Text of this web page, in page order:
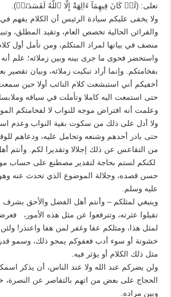
تعلى: (‌لَوۡ ‌كَانَ ‌فِيهِمَآ ءَالِهَةٌ إِلَّا ٱللَّهُ لَفَسَدَتَاۚ).
ولا يخفى عليكم سيادة الرئيس أن الكلام يفهم
والقرائن الحالية تخصص العام، وتقيد المطلق،
منصف في بيانها لمراد المتكلم، ومن تأمل أول
واستحضر فحوى ما جرى بينه وبين زملائه؛ علم أنه
بفخامتكم. وإنما أراد تبكيت زملائه، وبيان
أخفيكم أني استبشعت كلام النائب أولا حين
حتى استمعت اليه كاملا وتأملت في سياقه
وعلمت أنه افتراض موجه للنواب لا لفخامتكم
ولا أدل على ذلك من سكوت بقية النواب وعدم
حتى بادر أحدهم وشنعه وتحامل عليه، ودعاهم
من التقاعس عن ذلك إجلالا وتقديرا لكم. وأنتم
لكنكم لستم بحاجة لتقدير مصطنع على حساب
حسن قصده، وجلالة الموضوع الذي تحدث عنه
عليه وسلم.
وينبغي لمثلكم – وأنتم أهل الفضل والأحق بشرف
تقيلوا عثرته، وتترفعوا عن مثل هذه الأمور،
لمثل هذا، ومثلكم عفا وغفر لمن هفا واعتذر!
خشونة أو سوء أدب فعفوكم يمحو ذلك، وسمو
مثل ذلك الكلام أو يؤثر فيه.
ولن يضركم عند الله ولا عند الناس، أن يذكر
الحجاج على بعض من اتهم بالتقاصر عن النصرة،
وبين مراده.